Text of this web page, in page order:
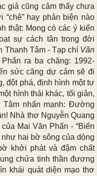
giả cũng cảm thấy chưa
hay phản biện nào
thật: Mong có các ý kiến
sự cách tân trong đời
Thanh Tâm - Tạp chí Văn
ra ba chặng: 1992-
sức căng dự cảm sẽ đi
đột phá, định hình một tư
hình thái khác, tối giản,
nhấn mạnh: Đường
Nhà thơ Nguyễn Quang
Mai Văn Phấn - “Biến
như hai bờ sông của dòng
khởi phát và đậm chất
chứa tinh thần đương
khái quát diện mạo thơ